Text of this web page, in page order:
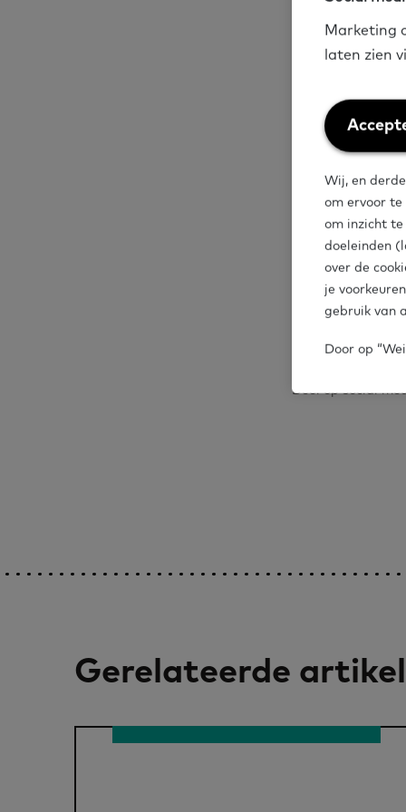
hebben met
Deel
Als
Heb je input
ons bereiken
Deel op social
Gerelateerde
Marketing
laten zien
Weiger
cookies
Wij, en
om ervoor te
om inzicht te
doeleinden
over de
je
gebruik van
Door op